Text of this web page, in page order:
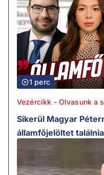
1 perc
Vezércikk - Olvasunk a
Sikerül Magyar
államfőjelöltet